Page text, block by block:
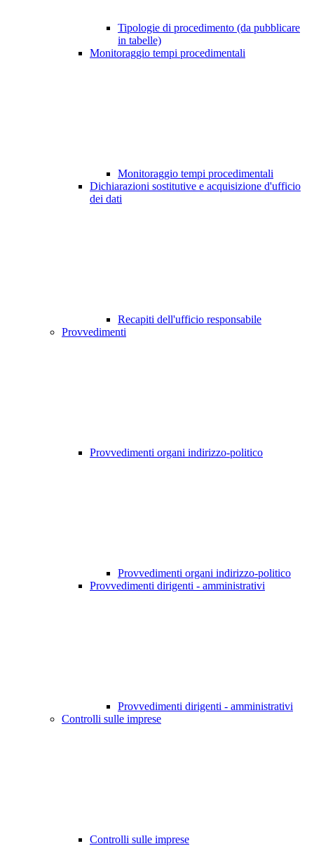
Tipologie di procedimento (da pubblicare
in tabelle)
Monitoraggio tempi procedimentali
Monitoraggio tempi procedimentali
Dichiarazioni sostitutive e acquisizione d'ufficio
dei dati
Recapiti dell'ufficio responsabile
Provvedimenti
Provvedimenti organi indirizzo-politico
Provvedimenti organi indirizzo-politico
Provvedimenti dirigenti - amministrativi
Provvedimenti dirigenti - amministrativi
Controlli sulle imprese
Controlli sulle imprese